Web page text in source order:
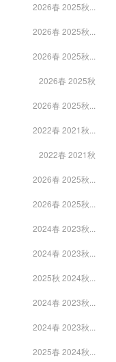
2026春 2025秋...
2026春 2025秋...
2026春 2025秋...
2026春 2025秋
2026春 2025秋...
2022春 2021秋...
2022春 2021秋
2026春 2025秋...
2026春 2025秋...
2024春 2023秋...
2024春 2023秋...
2025秋 2024秋...
2024春 2023秋...
2024春 2023秋...
2025春 2024秋...